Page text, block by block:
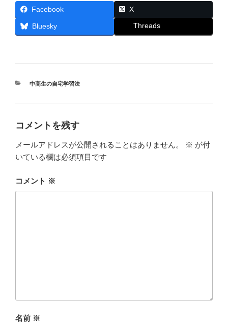
Facebook X
Bluesky Threads
カ
中高生の自宅学習法
コメントを残す
メールアドレスが公開されることはありません。 ※ が付
いている欄は必須項目です
コメント ※
名前 ※